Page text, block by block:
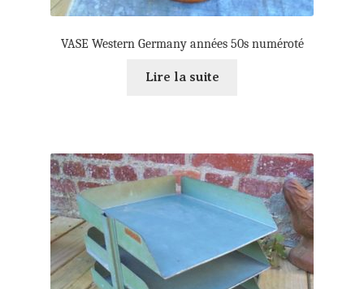
VASE Western Germany années 50s numéroté
Lire la suite